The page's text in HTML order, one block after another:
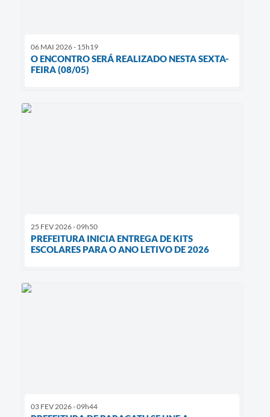
06 MAI 2026 - 15h19
O ENCONTRO SERÁ REALIZADO NESTA SEXTA-
FEIRA (08/05)
25 FEV 2026 - 09h50
PREFEITURA INICIA ENTREGA DE KITS
ESCOLARES PARA O ANO LETIVO DE 2026
03 FEV 2026 - 09h44